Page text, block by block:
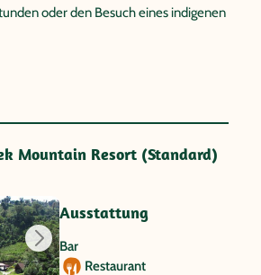
oder den Besuch eines indigenen
Mountain Resort (Standard)
Ausstattung
Bar
Restaurant